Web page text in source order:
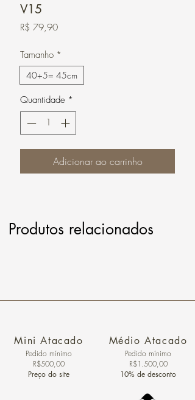
V15
R$ 79,90Preço
Tamanho *
40+5= 45cm
Quantidade *
Adicionar ao carrinho
Produtos relacionados
Mini Atacado
Pedido ​mínimo
R$500,00
Preço do site
Médio Atacado
Pedido mínimo
R$1.500,00
10% de desconto